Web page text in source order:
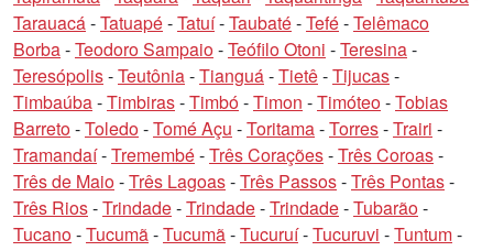
Tarauacá-Tatuapé-Tatuí-Taubaté-Tefé-Telêmaco
Borba-Teodoro Sampaio-Teófilo Otoni -Teresina-
Teresópolis-Teutônia-Tianguá-Tietê-Tijucas-
Timbaúba-Timbiras-Timbó-Timon -Timóteo-Tobias
Barreto-Toledo-Tomé Açu -Toritama-Torres-Trairi -
Tramandaí-Tremembé-Três Corações-Três Coroas-
Três de Maio-Três Lagoas-Três Passos-Três Pontas-
Três Rios-Trindade-Trindade-Trindade-Tubarão-
Tucano-Tucumã-Tucumã-Tucuruí-Tucuruvi -Tuntum-